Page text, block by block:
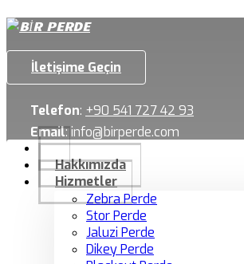
İletişime Geçin
Telefon: +90 541 727 42 93
Email:info@birperde.com
Hakkımızda
Hizmetler
Zebra Perde
Stor Perde
Jaluzi Perde
Dikey Perde